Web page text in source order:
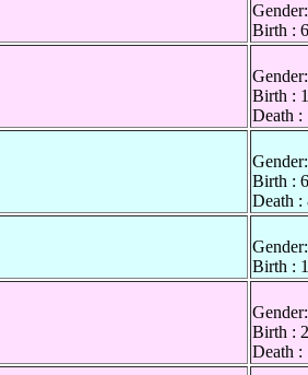
Birth :
Birth :
Death :
Birth :
Death :
Birth :
Birth :
Death :